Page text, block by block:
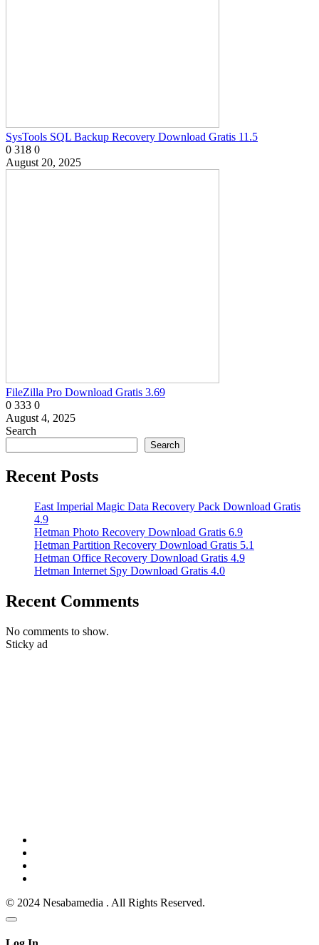
SysTools SQL Backup Recovery Download Gratis 11.5
0 318 0
August 20, 2025
FileZilla Pro Download Gratis 3.69
0 333 0
August 4, 2025
Search
Search
Recent Posts
East Imperial Magic Data Recovery Pack Download Gratis
4.9
Hetman Photo Recovery Download Gratis 6.9
Hetman Partition Recovery Download Gratis 5.1
Hetman Office Recovery Download Gratis 4.9
Hetman Internet Spy Download Gratis 4.0
Recent Comments
No comments to show.
Sticky ad
© 2024 Nesabamedia . All Rights Reserved.